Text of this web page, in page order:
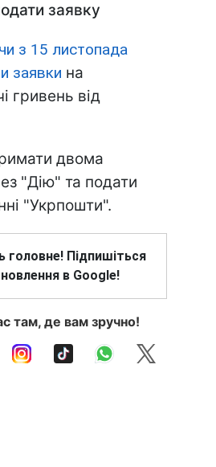
заявку
з 15 листопада
заявки на
гривень від
двома
"Дію" та подати
"Укрпошти".
головне! Підпишіться
в Google!
там, де вам зручно!